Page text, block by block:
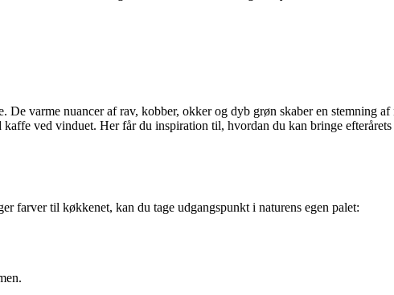
varme nuancer af rav, kobber, okker og dyb grøn skaber en stemning
ved vinduet. Her får du inspiration til, hvordan du kan bringe
farver til køkkenet, kan du tage udgangspunkt i naturens egen palet: